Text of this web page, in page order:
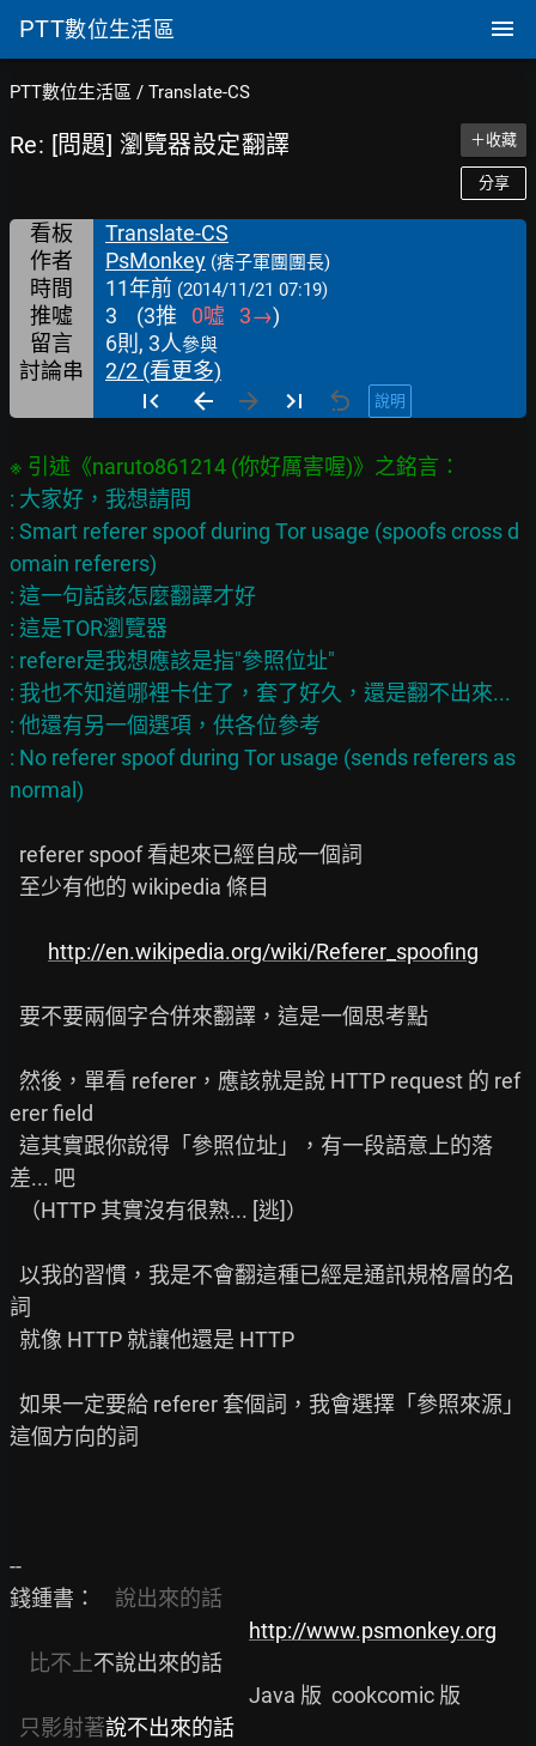
PTT數位生活區
PTT數位生活區 / Translate-CS
Re: [問題] 瀏覽器設定翻譯 ＋收藏
分享
看板
Translate-CS
作者
PsMonkey (痞子軍團團長)
時間 11年前 (2014/11/21 07:19)
推噓 3 (3推 0噓 3→)
留言
6則, 3人參與
討論串 2/2 (看更多)
說明
: 大家好，我想請問
: Smart referer spoof during Tor usage (spoofs cross d
omain referers)
: 這一句話該怎麼翻譯才好
: 這是TOR瀏覽器
: referer是我想應該是指"參照位址"
: 我也不知道哪裡卡住了，套了好久，還是翻不出來...
: 他還有另一個選項，供各位參考
: No referer spoof during Tor usage (sends referers as
http://en.wikipedia.org/wiki/Referer_spoofing
erer field
差... 吧
詞
這個方向的詞
--
錢鍾書： 說出來的話
http://www.psmonkey.org
比不上不說出來的話
只影射著說不出來的話